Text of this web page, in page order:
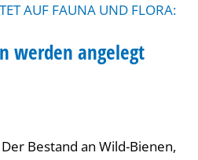
AUF FAUNA UND FLORA:
werden angelegt
Der Bestand an Wild-Bienen,